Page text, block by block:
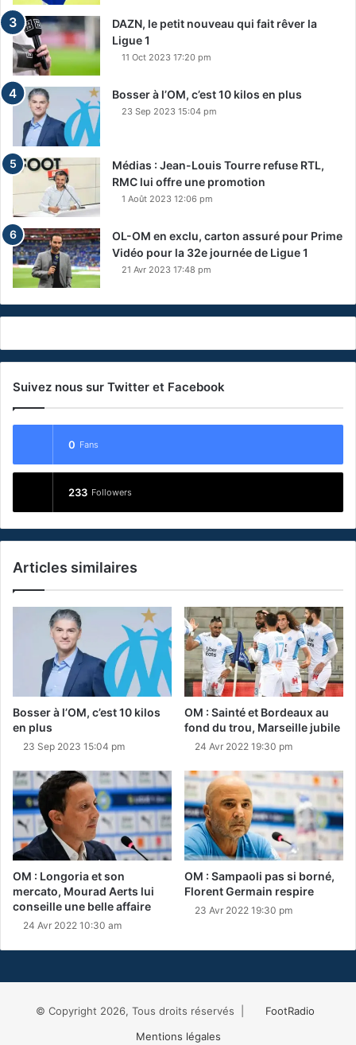
DAZN, le petit nouveau qui fait rêver la
Ligue 1
11 Oct 2023 17:20 pm
Bosser à l’OM, c’est 10 kilos en plus
23 Sep 2023 15:04 pm
Médias : Jean-Louis Tourre refuse RTL,
RMC lui offre une promotion
1 Août 2023 12:06 pm
OL-OM en exclu, carton assuré pour Prime
Vidéo pour la 32e journée de Ligue 1
21 Avr 2023 17:48 pm
Suivez nous sur Twitter et Facebook
0 Fans
233 Followers
Articles similaires
Bosser à l’OM, c’est 10 kilos
en plus
23 Sep 2023 15:04 pm
OM : Sainté et Bordeaux au
fond du trou, Marseille jubile
24 Avr 2022 19:30 pm
OM : Longoria et son
mercato, Mourad Aerts lui
conseille une belle affaire
24 Avr 2022 10:30 am
OM : Sampaoli pas si borné,
Florent Germain respire
23 Avr 2022 19:30 pm
© Copyright 2026, Tous droits réservés |
FootRadio
Mentions légales